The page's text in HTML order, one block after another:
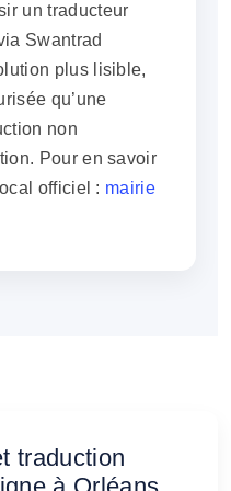
un traducteur
Swantrad
plus lisible,
qu’une
non
Pour en savoir
officiel : mairie
traduction